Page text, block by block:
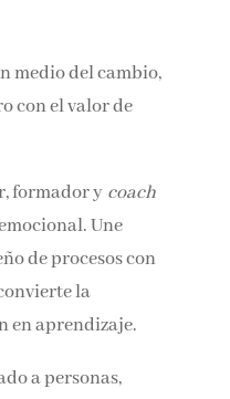
medio del cambio,
con el valor de
formador y coach
Une
de procesos con
la
en aprendizaje.
a personas,